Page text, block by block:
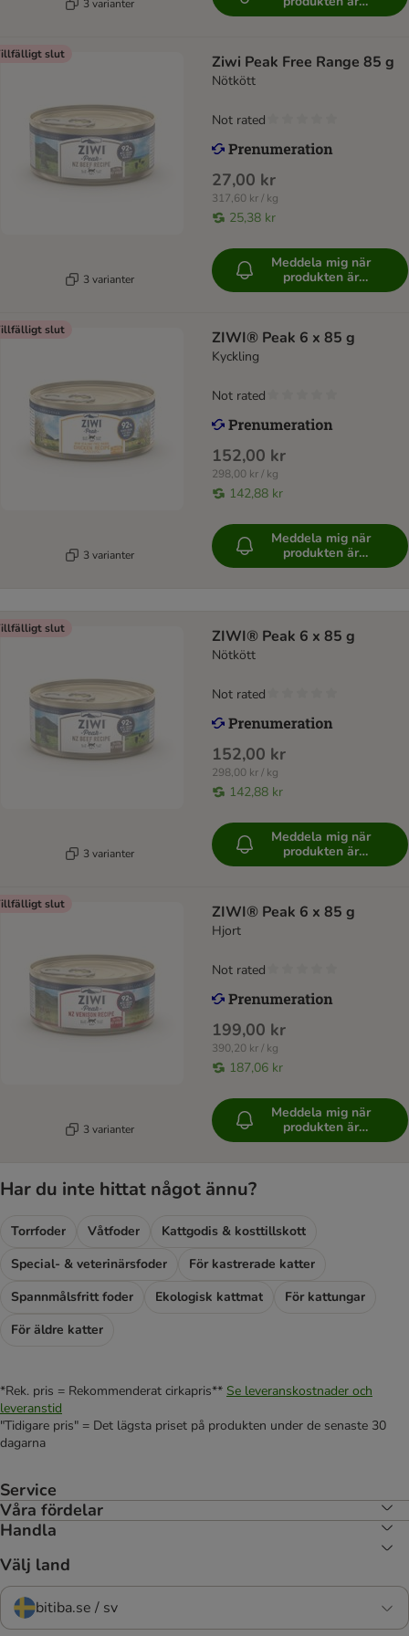
3 varianter
tillgänglig
slut
3 varianter
Ziwi Peak Free Range 85 g
Nötkött
27,00 kr
317,60 kr / kg
25,38 kr
Not rated
Meddela mig när
produkten är
tillgänglig
slut
3 varianter
ZIWI® Peak 6 x 85 g
Kyckling
152,00 kr
298,00 kr / kg
142,88 kr
Not rated
Meddela mig när
produkten är
tillgänglig
slut
3 varianter
ZIWI® Peak 6 x 85 g
Nötkött
152,00 kr
298,00 kr / kg
142,88 kr
Not rated
Meddela mig när
produkten är
tillgänglig
slut
3 varianter
ZIWI® Peak 6 x 85 g
Hjort
199,00 kr
390,20 kr / kg
187,06 kr
Not rated
Meddela mig när
produkten är
tillgänglig
Har du inte hittat något ännu?
Torrfoder Våtfoder
Kattgodis & kosttillskott
Special- & veterinärsfoder
För kastrerade katter
Spannmålsfritt foder
Ekologisk kattmat
För kattungar
För äldre katter
*Rek. pris = Rekommenderat cirkapris** Se leveranskostnader och
leveranstid
"Tidigare pris" = Det lägsta priset på produkten under de senaste 30
dagarna
Service
Våra fördelar
Handla
Välj land
bitiba.se / sv